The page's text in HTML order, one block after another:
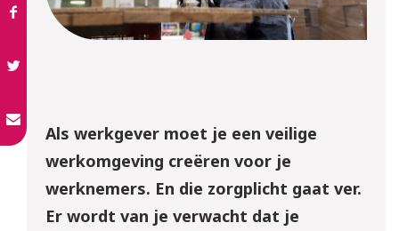
Als werkgever moet je een veilige
werkomgeving creëren voor je
werknemers. En die zorgplicht gaat ver.
Er wordt van je verwacht dat je